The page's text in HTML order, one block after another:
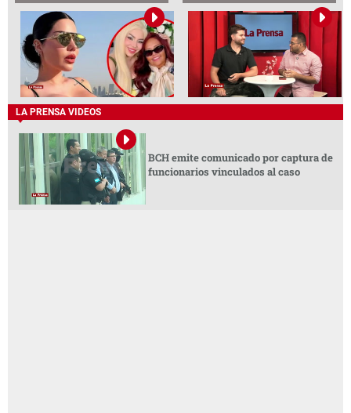
LA PRENSA VIDEOS
BCH emite comunicado por captura de
funcionarios vinculados al caso